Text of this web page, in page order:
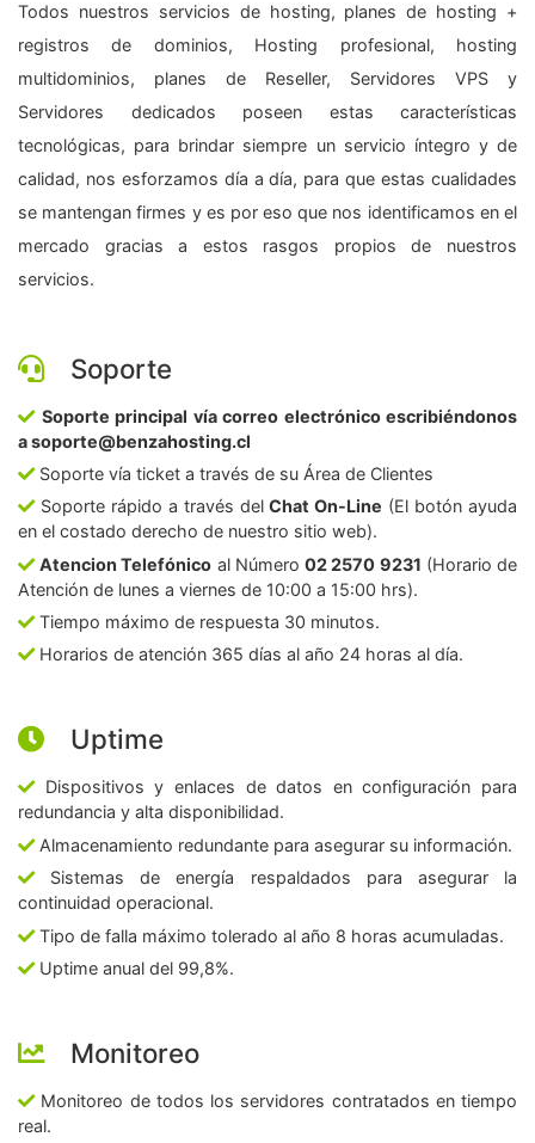
Todos nuestros servicios de hosting, planes de hosting +
registros de dominios, Hosting profesional, hosting
multidominios, planes de Reseller, Servidores VPS y
Servidores dedicados poseen estas características
tecnológicas, para brindar siempre un servicio íntegro y de
calidad, nos esforzamos día a día, para que estas cualidades
se mantengan firmes y es por eso que nos identificamos en el
mercado gracias a estos rasgos propios de nuestros
servicios.
Soporte
Soporte principal vía correo electrónico escribiéndonos
a soporte@benzahosting.cl
Soporte vía ticket a través de su Área de Clientes
Soporte rápido a través delChat On-Line (El botón ayuda
en el costado derecho de nuestro sitio web).
Atencion Telefónico al Número02 2570 9231 (Horario de
Atención de lunes a viernes de 10:00 a 15:00 hrs).
Tiempo máximo de respuesta 30 minutos.
Horarios de atención 365 días al año 24 horas al día.
Uptime
Dispositivos y enlaces de datos en configuración para
redundancia y alta disponibilidad.
Almacenamiento redundante para asegurar su información.
Sistemas de energía respaldados para asegurar la
continuidad operacional.
Tipo de falla máximo tolerado al año 8 horas acumuladas.
Uptime anual del 99,8%.
Monitoreo
Monitoreo de todos los servidores contratados en tiempo
real.